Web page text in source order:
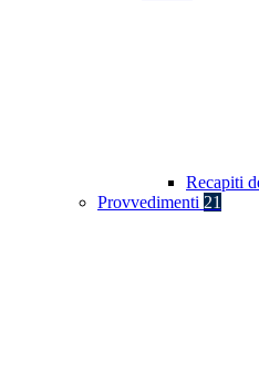
Recapiti
Provvedimenti 21